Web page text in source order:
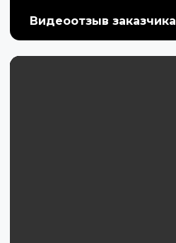
Видеоотзыв заказчика